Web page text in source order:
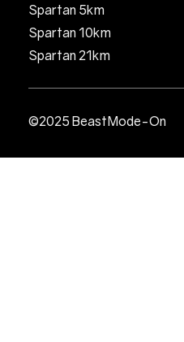
©2025 BeastMode-On
Spartan 5km
Spartan 10km
Spartan 21km